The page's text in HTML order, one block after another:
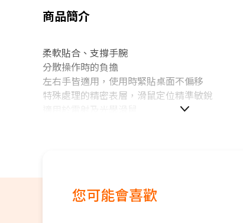
商品簡介
柔軟貼合、支撐手腕
分散操作時的負擔
左右手皆適用，使用時緊貼桌面不偏移
特殊處理的精密表層，滑鼠定位精準敏銳
您可能會喜歡